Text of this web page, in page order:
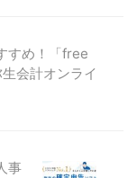
すめ！「free
会計オンライ
事